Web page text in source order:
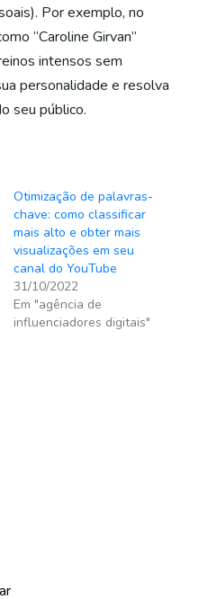
Por exemplo, no
“Caroline Girvan”
intensos sem
personalidade e resolva
seu público.
Otimização de palavras-
chave: como classificar
mais alto e obter mais
visualizações em seu
canal do YouTube
31/10/2022
Em "agência de
influenciadores digitais"